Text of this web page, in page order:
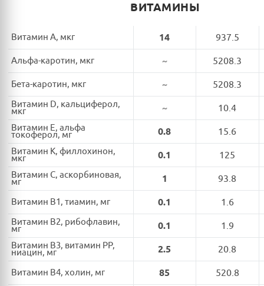
ВИТАМИНЫ
Витамин A, мкг 14 937.5
Альфа-каротин, мкг ~ 5208.3
Бета-каротин, мкг ~ 5208.3
Витамин D, кальциферол,
мкг ~ 10.4
Витамин E, альфа
токоферол, мг 0.8 15.6
Витамин K, филлохинон,
мкг 0.1 125
Витамин C, аскорбиновая,
мг 1 93.8
Витамин B1, тиамин, мг 0.1 1.6
Витамин B2, рибофлавин,
мг 0.1 1.9
Витамин B3, витамин PP,
ниацин, мг 2.5 20.8
Витамин B4, холин, мг 85 520.8